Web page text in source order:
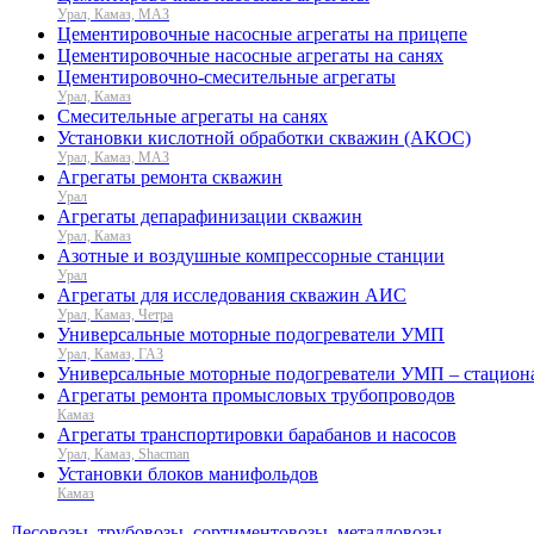
Урал, Камаз, МАЗ
Цементировочные насосные агрегаты на прицепе
Цементировочные насосные агрегаты на санях
Цементировочно-смесительные агрегаты
Урал, Камаз
Смесительные агрегаты на санях
Установки кислотной обработки скважин (АКОС)
Урал, Камаз, МАЗ
Агрегаты ремонта скважин
Урал
Агрегаты депарафинизации скважин
Урал, Камаз
Азотные и воздушные компрессорные станции
Урал
Агрегаты для исследования скважин АИС
Урал, Камаз, Четра
Универсальные моторные подогреватели УМП
Урал, Камаз, ГАЗ
Универсальные моторные подогреватели УМП –
Агрегаты ремонта промысловых трубопроводов
Камаз
Агрегаты транспортировки барабанов и насосов
Урал, Камаз, Shacman
Установки блоков манифольдов
Камаз